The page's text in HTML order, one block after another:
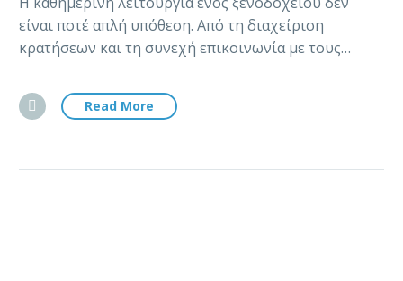
είναι ποτέ απλή υπόθεση. Από τη διαχείριση
κρατήσεων και τη συνεχή επικοινωνία με τους…
Read More